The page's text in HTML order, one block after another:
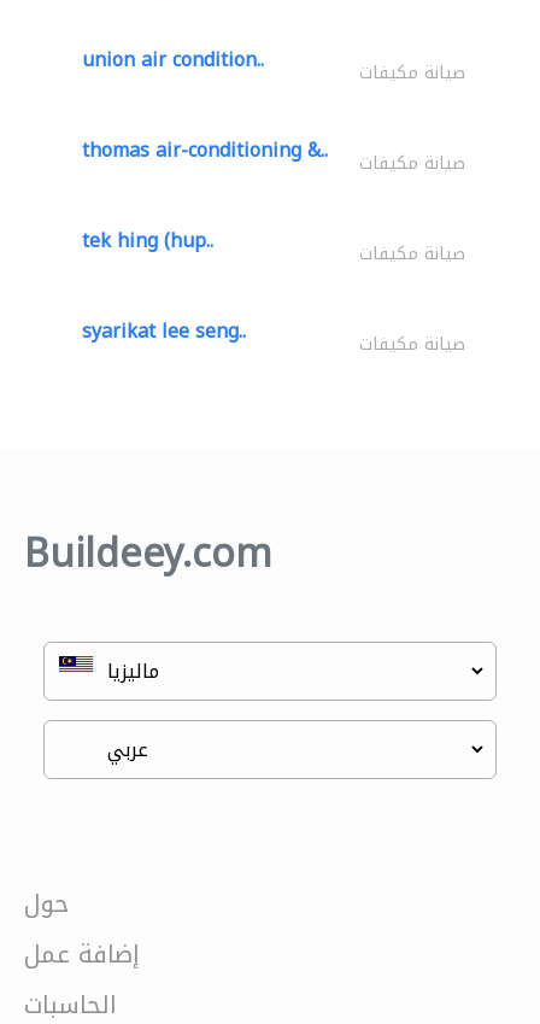
union air condition.. صيانة مكيفات
thomas air-conditioning &.. صيانة مكيفات
tek hing (hup.. صيانة مكيفات
syarikat lee seng.. صيانة مكيفات
Buildeey.com
حول
إضافة عمل
الحاسبات